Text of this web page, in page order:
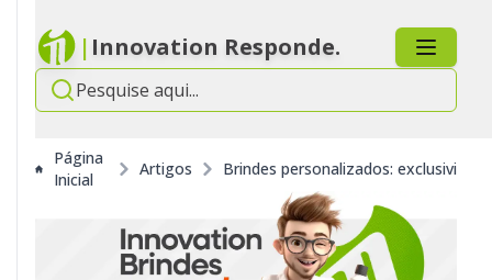
| Innovation Responde.
Página
Inicial
Artigos Brindes personalizados: